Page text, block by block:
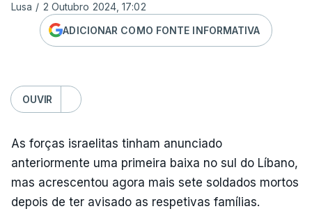
Lusa / 2 Outubro 2024, 17:02
ADICIONAR COMO FONTE INFORMATIVA
OUVIR
As forças israelitas tinham anunciado
anteriormente uma primeira baixa no sul do Líbano,
mas acrescentou agora mais sete soldados mortos
depois de ter avisado as respetivas famílias.